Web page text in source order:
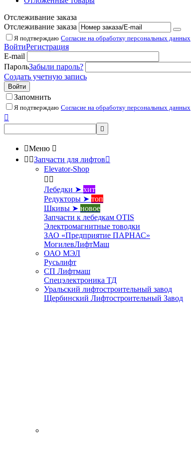
Отслеживание заказа
Отслеживание заказа
Я подтверждаю Согласие на обработку персональных данных
ВойтиРегистрация
E-mail
ПарольЗабыли пароль?
Создать учетную запись
Войти
Запомнить
Я подтверждаю Согласие на обработку персональных данных


Меню 
 Запчасти для лифтов
Elevator-Shop
 
Лебедки ➤ хит
Редукторы ➤ топ
Шкивы ➤ новое
Запчасти к лебедкам OTIS
Электромагнитные товодки
ЗАО «Предприятие ПАРНАС»
МогилевЛифтМаш
ОАО МЭЛ
Русьлифт
СП Лифтмаш
Спецэлектроника ТД
Уральский лифтостроительный завод
Щербинский Лифтостроительный Завод